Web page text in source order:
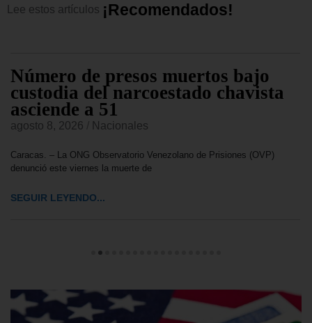
Lee estos artículos ¡Recomend ad os!
Número de presos muertos bajo
custodia del narcoestado chavista
asciende a 51
agosto 8, 2026 Nacionales
Caracas. – La ONG Observatorio Venezolano de Prisiones (OVP)
denunció este viernes la muerte de
SEGUIR LEYENDO...